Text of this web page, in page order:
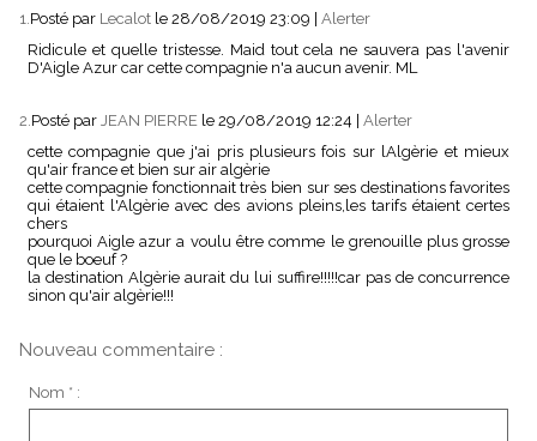
1. Posté par Lecalot le 28/08/2019 23:09 | Alerter
Ridicule et quelle tristesse. Maid tout cela ne sauvera pas l'avenir
D'Aigle Azur car cette compagnie n'a aucun avenir. ML
2. Posté par JEAN PIERRE le 29/08/2019 12:24 | Alerter
cette compagnie que j'ai pris plusieurs fois sur lAlgèrie et mieux
qu'air france et bien sur air algèrie
cette compagnie fonctionnait très bien sur ses destinations favorites
qui étaient l'Algèrie avec des avions pleins,les tarifs étaient certes
chers
pourquoi Aigle azur a voulu être comme le grenouille plus grosse
que le boeuf ?
la destination Algèrie aurait du lui suffire!!!!!car pas de concurrence
sinon qu'air algèrie!!!
Nouveau commentaire :
Nom * :